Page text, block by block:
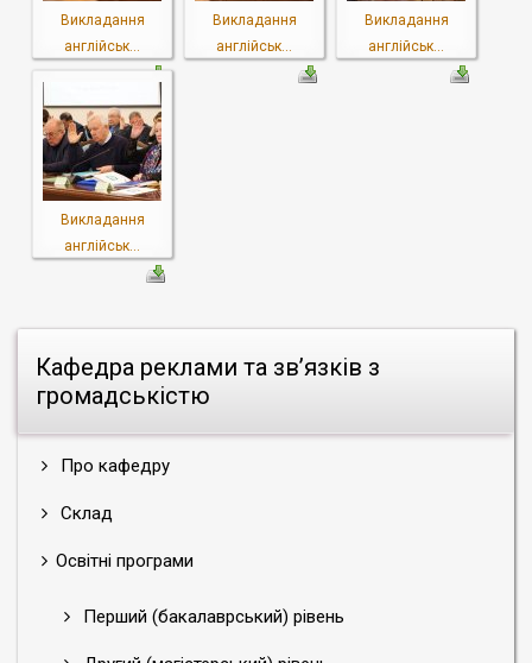
Кафедра реклами та зв’язків з
громадськістю
Про кафедру
Склад
Освітні програми
Перший (бакалаврський) рівень
Викладання
англійськ...
Викладання
англійськ...
Викладання
англійськ...
Викладання
англійськ...